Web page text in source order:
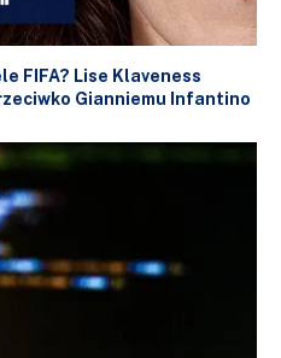
FIFA? Lise Klaveness
Gianniemu Infantino